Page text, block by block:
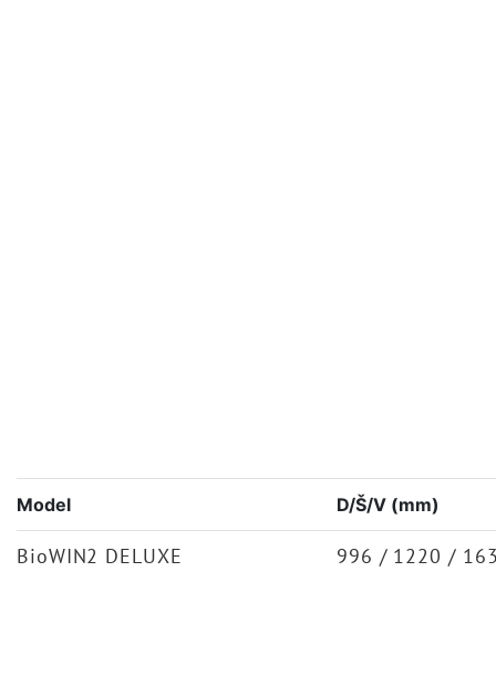
Model D/Š/V (mm)
BioWIN2 DELUXE 996 / 1220 /